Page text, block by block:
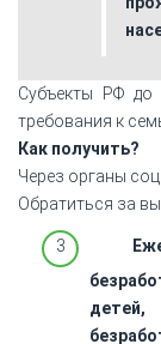
Субъекты РФ
требования к
Как получить?
Через органы
Обратиться за